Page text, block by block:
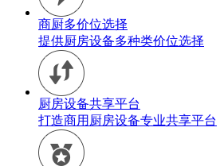
商厨多价位选择
提供厨房设备多种类价位选择
厨房设备共享平台
打造商用厨房设备专业共享平台